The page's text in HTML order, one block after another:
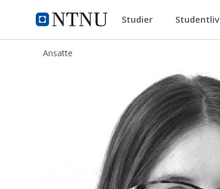
NTNU Hjemmeside
ntnu.no Studier Studentliv
Ansatte
Carmel Margaret Lindkvist